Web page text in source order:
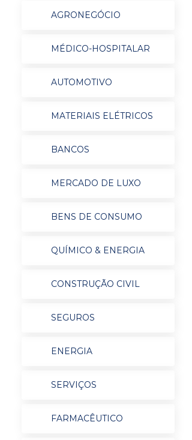
AGRONEGÓCIO
MÉDICO-HOSPITALAR
AUTOMOTIVO
MATERIAIS ELÉTRICOS
BANCOS
MERCADO DE LUXO
BENS DE CONSUMO
QUÍMICO & ENERGIA
CONSTRUÇÃO CIVIL
SEGUROS
ENERGIA
SERVIÇOS
FARMACÊUTICO